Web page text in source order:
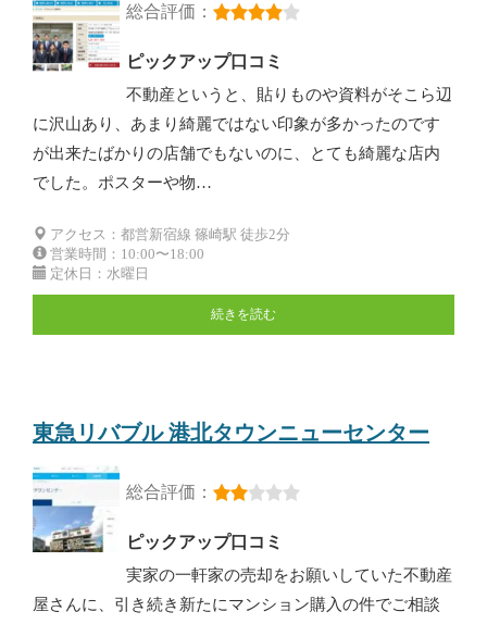
総合評価：
ピックアップ口コミ
不動産というと、貼りものや資料がそこら辺
に沢山あり、あまり綺麗ではない印象が多かったのです
が出来たばかりの店舗でもないのに、とても綺麗な店内
でした。ポスターや物…
アクセス：都営新宿線 篠崎駅 徒歩2分
営業時間：10:00〜18:00
定休日：水曜日
続きを読む
東急リバブル 港北タウンニューセンター
総合評価：
ピックアップ口コミ
実家の一軒家の売却をお願いしていた不動産
屋さんに、引き続き新たにマンション購入の件でご相談